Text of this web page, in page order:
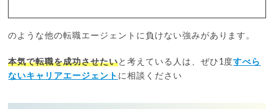
のような他の転職エージェントに負けない強みがあります。
本気で転職を成功させたいと考えている人は、ぜひ1度すべら
ないキャリアエージェント に相談ください